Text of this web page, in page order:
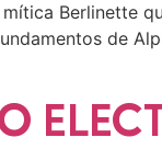
Berlinette
de